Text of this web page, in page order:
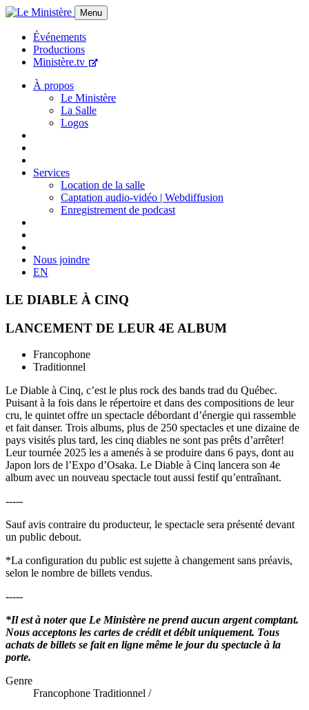
Menu
Événements
Productions
Ministère.tv
À propos
Le Ministère
La Salle
Logos
Services
Location de la salle
Captation audio-vidéo | Webdiffusion
Enregistrement de podcast
Nous joindre
EN
LE DIABLE À CINQ
LANCEMENT DE LEUR 4E ALBUM
Francophone
Traditionnel
Le Diable à Cinq, c’est le plus rock des bands trad du Québec.
Puisant à la fois dans le répertoire et dans des compositions de leur
cru, le quintet offre un spectacle débordant d’énergie qui rassemble
et fait danser. Trois albums, plus de 250 spectacles et une dizaine de
pays visités plus tard, les cinq diables ne sont pas prêts d’arrêter!
Leur tournée 2025 les a amenés à se produire dans 6 pays, dont au
Japon lors de l’Expo d’Osaka. Le Diable à Cinq lancera son 4e
album avec un nouveau spectacle tout aussi festif qu’entraînant.
-----
Sauf avis contraire du producteur, le spectacle sera présenté devant
un public debout.
*La configuration du public est sujette à changement sans préavis,
selon le nombre de billets vendus.
-----
*Il est à noter que Le Ministère ne prend aucun argent comptant.
Nous acceptons les cartes de crédit et débit uniquement. Tous
achats de billets se fait en ligne même le jour du spectacle à la
porte.
Genre
Francophone Traditionnel /